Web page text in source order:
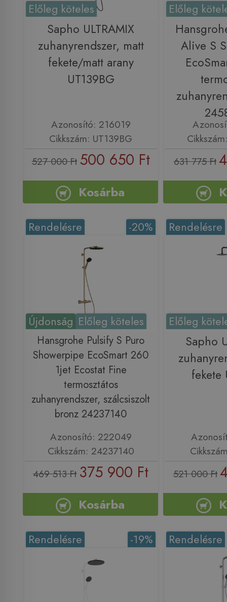
Előleg köteles
Sapho ULTRAMIX
zuhanyrendszer, matt
fekete/matt arany
UT139BG
Azonosító: 216019
Cikkszám: UT139BG
527 000 Ft 500 650 Ft
Kosárba
Előleg
Alive S
631 775 Ft
Újdonság Előleg köteles
-20%
Rendelésre
Hansgrohe Pulsify S Puro
Showerpipe EcoSmart 260
1jet Ecostat Fine
termosztátos
zuhanyrendszer, szálcsiszolt
bronz 24237140
Azonosító: 222049
Cikkszám: 24237140
469 513 Ft 375 900 Ft
Kosárba
Rendelésre
Előleg
Sapho
fekete
521 000 Ft
-19%
Rendelésre Rendelésre